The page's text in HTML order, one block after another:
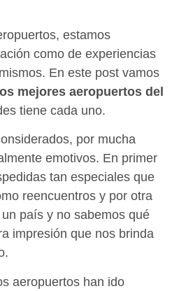
estamos
como de experiencias
En este post vamos
los mejores aeropuertos del
tiene cada uno.
por mucha
emotivos. En primer
tan especiales que
reencuentros y por otra
país y no sabemos qué
impresión que nos brinda
aeropuertos han ido